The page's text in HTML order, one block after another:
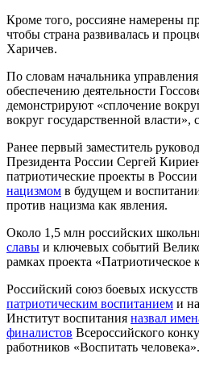
Кроме того, россияне намерены
чтобы страна развивалась и
Харичев.
По словам начальника
обеспечению деятельности
демонстрируют «сплочение
вокруг государственной власти»,
Ранее первый заместитель
Президента России Сергей
патриотические проекты в России
нацизмом в будущем и
против нацизма как явления.
Около 1,5 млн российских
славы и ключевых событий
рамках проекта «Патриотическое
Российский союз боевых
патриотическим воспитанием и
Институт воспитания назвал
финалистов Всероссийского
работников «Воспитать человека».